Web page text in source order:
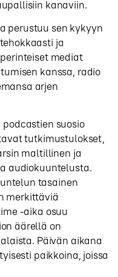
kanaviin.
perustuu sen kykyyn
ja
mediat
kanssa, radio
arjen
suosio
tutkimustulokset,
maltillinen ja
audiokuuntelusta.
tasainen
merkittäviä
-aika osuu
äärellä on
Päivän aikana
paikkoina, joissa